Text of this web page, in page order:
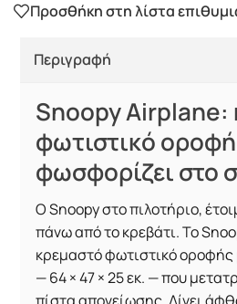
Προσθήκη στη λίστα
Περιγραφή
Snoopy Airplane:
φωτιστικό
φωσφορίζει στο
Ο Snoopy στο πιλοτήριο,
πάνω από το κρεβάτι. Το
κρεμαστό φωτιστικό
— 64 × 47 × 25 εκ. — που